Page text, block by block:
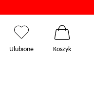
Ulubione Koszyk